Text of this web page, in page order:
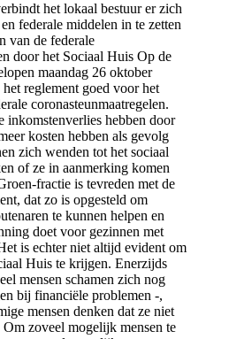
het lokaal bestuur er zich
federale middelen in te zetten
van de federale
door het Sociaal Huis Op de
maandag 26 oktober
reglement goed voor het
coronasteunmaatregelen.
inkomstenverlies hebben door
kosten hebben als gevolg
zich wenden tot het sociaal
of ze in aanmerking komen
fractie is tevreden met de
dat zo is opgesteld om
te kunnen helpen en
doet voor gezinnen met
is echter niet altijd evident om
Huis te krijgen. Enerzijds
mensen schamen zich nog
bij financiële problemen -,
mensen denken dat ze niet
zoveel mogelijk mensen te